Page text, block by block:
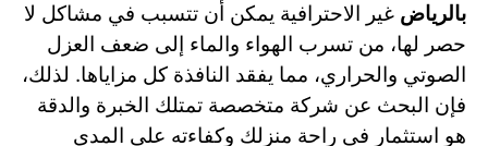
بالرياض غير الاحترافية يمكن أن تتسبب في مشاكل لا
حصر لها، من تسرب الهواء والماء إلى ضعف العزل
الصوتي والحراري، مما يفقد النافذة كل مزاياها. لذلك،
فإن البحث عن شركة متخصصة تمتلك الخبرة والدقة
هو استثمار في راحة منزلك وكفاءته على المدى